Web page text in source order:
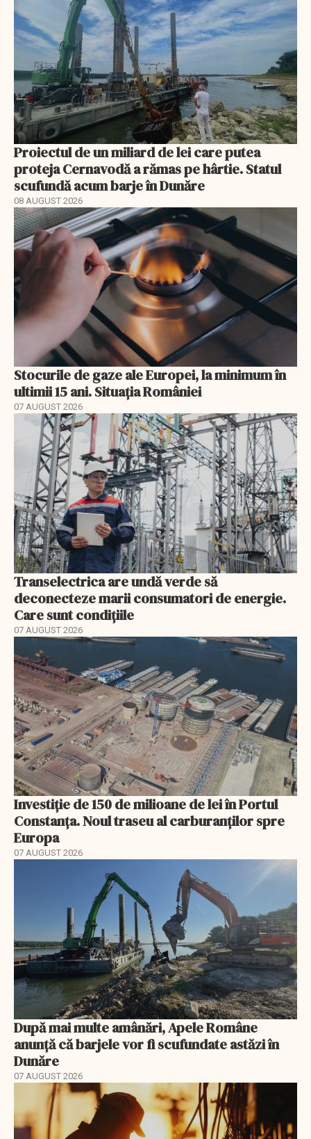
Proiectul de un miliard de lei care putea
proteja Cernavodă a rămas pe hârtie. Statul
scufundă acum barje în Dunăre
08 AUGUST 2026
Stocurile de gaze ale Europei, la minimum în
ultimii 15 ani. Situația României
07 AUGUST 2026
Transelectrica are undă verde să
deconecteze marii consumatori de energie.
Care sunt condițiile
07 AUGUST 2026
Investiție de 150 de milioane de lei în Portul
Constanța. Noul traseu al carburanților spre
Europa
07 AUGUST 2026
După mai multe amânări, Apele Române
anunță că barjele vor fi scufundate astăzi în
Dunăre
07 AUGUST 2026